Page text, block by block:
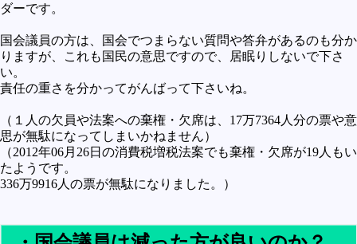
ダーです。
国会議員の方は、国会でつまらない質問や答弁があるのも分か
りますが、これも国民の意思ですので、居眠りしないで下さ
い。
責任の重さを分かってがんばって下さいね。
（１人の欠員や法案への棄権・欠席は、17万7364人分の票や意
思が無駄になってしまいかねません）
（2012年06月26日の消費税増税法案でも棄権・欠席が19人もい
たようです。
336万9916人の票が無駄になりました。）